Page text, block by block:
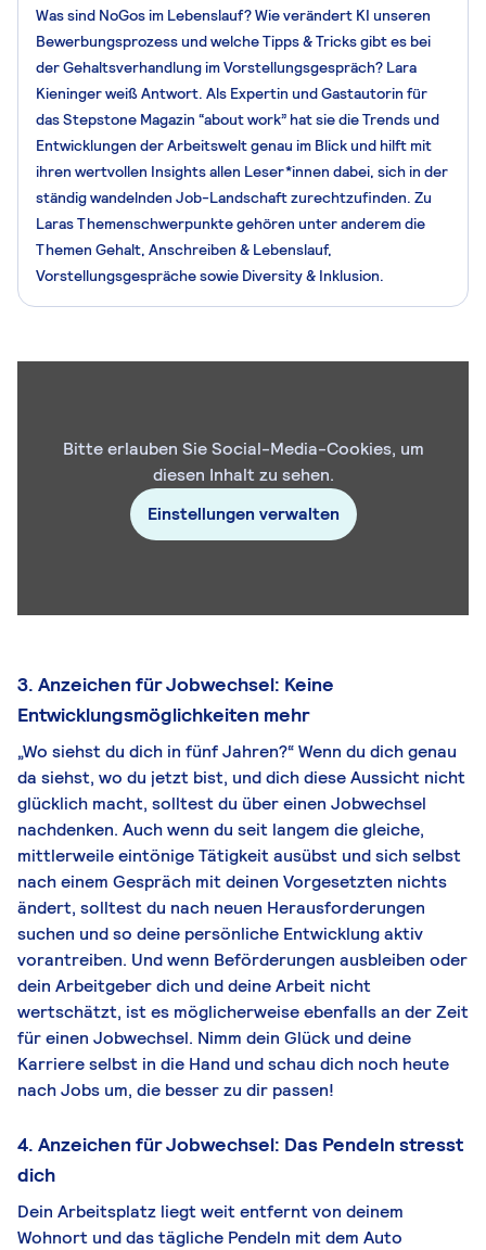
Was sind NoGos im Lebenslauf? Wie verändert KI unseren
Bewerbungsprozess und welche Tipps & Tricks gibt es bei
der Gehaltsverhandlung im Vorstellungsgespräch? Lara
Kieninger weiß Antwort. Als Expertin und Gastautorin für
das Stepstone Magazin “about work” hat sie die Trends und
Entwicklungen der Arbeitswelt genau im Blick und hilft mit
ihren wertvollen Insights allen Leser*innen dabei, sich in der
ständig wandelnden Job-Landschaft zurechtzufinden. Zu
Laras Themenschwerpunkte gehören unter anderem die
Themen Gehalt, Anschreiben & Lebenslauf,
Vorstellungsgespräche sowie Diversity & Inklusion.
Bitte erlauben Sie Social-Media-Cookies, um
diesen Inhalt zu sehen.
Einstellungen verwalten
3. Anzeichen für Jobwechsel: Keine
Entwicklungsmöglichkeiten mehr
„Wo siehst du dich in fünf Jahren?“ Wenn du dich genau
da siehst, wo du jetzt bist, und dich diese Aussicht nicht
glücklich macht, solltest du über einen Jobwechsel
nachdenken. Auch wenn du seit langem die gleiche,
mittlerweile eintönige Tätigkeit ausübst und sich selbst
nach einem Gespräch mit deinen Vorgesetzten nichts
ändert, solltest du nach neuen Herausforderungen
suchen und so deine persönliche Entwicklung aktiv
vorantreiben. Und wenn Beförderungen ausbleiben oder
dein Arbeitgeber dich und deine Arbeit nicht
wertschätzt, ist es möglicherweise ebenfalls an der Zeit
für einen Jobwechsel. Nimm dein Glück und deine
Karriere selbst in die Hand und schau dich noch heute
nach Jobs um, die besser zu dir passen!
4. Anzeichen für Jobwechsel: Das Pendeln stresst
dich
Dein Arbeitsplatz liegt weit entfernt von deinem
Wohnort und das tägliche Pendeln mit dem Auto